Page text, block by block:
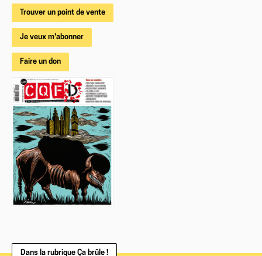
Trouver un point de vente
Je veux m'abonner
Faire un don
Dans la rubrique Ça brûle !